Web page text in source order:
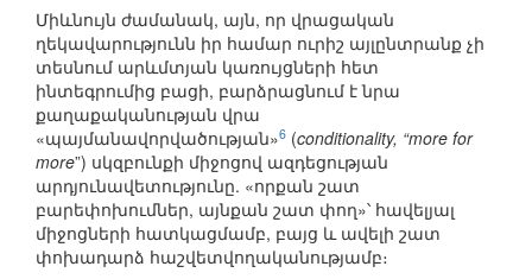
Միևնույն ժամանակ, այն, որ վրացական
ղեկավարությունն իր համար ուրիշ այլընտրանք չի
տեսնում արևմտյան կառույցների հետ
ինտեգրումից բացի, բարձրացնում է նրա
քաղաքականության վրա
«պայմանավորվածության»6 (conditionality, “more for
more”) սկզբունքի միջոցով ազդեցության
արդյունավետությունը. «որքան շատ
բարեփոխումներ, այնքան շատ փող»՝ հավելյալ
միջոցների հատկացմամբ, բայց և ավելի շատ
փոխադարձ հաշվետվողականությամբ։